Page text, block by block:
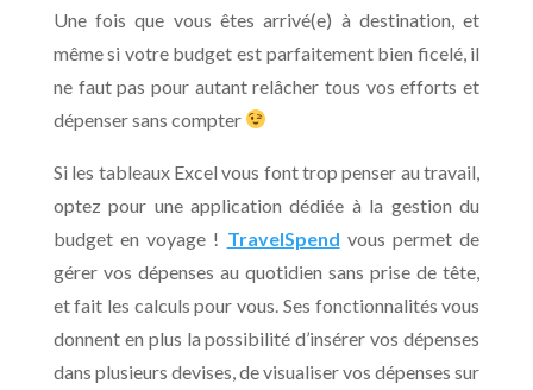
Une fois que vous êtes arrivé(e) à destination, et
même si votre budget est parfaitement bien ficelé, il
ne faut pas pour autant relâcher tous vos efforts et
dépenser sans compter
Si les tableaux Excel vous font trop penser au travail,
optez pour une application dédiée à la gestion du
budget en voyage ! TravelSpend vous permet de
gérer vos dépenses au quotidien sans prise de tête,
et fait les calculs pour vous. Ses fonctionnalités vous
donnent en plus la possibilité d’insérer vos dépenses
dans plusieurs devises, de visualiser vos dépenses sur